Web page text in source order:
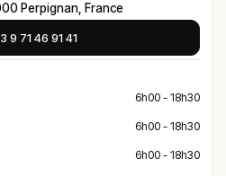
Perpignan, France
9 71 46 91 41
6h00 - 18h30
6h00 - 18h30
6h00 - 18h30